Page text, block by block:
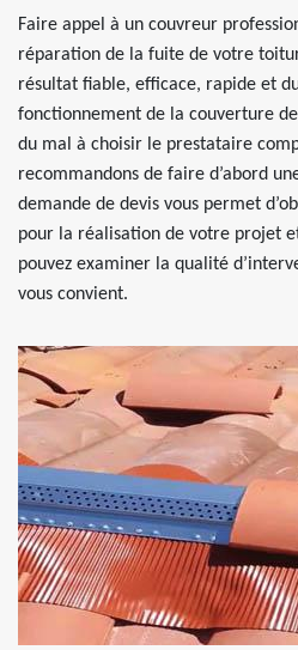
Faire appel à un couvreur
réparation de la fuite de votre
résultat fiable, efficace, rapide et
fonctionnement de la couverture
du mal à choisir le prestataire
recommandons de faire d’abord
demande de devis vous permet
pour la réalisation de votre projet
pouvez examiner la qualité
vous convient.